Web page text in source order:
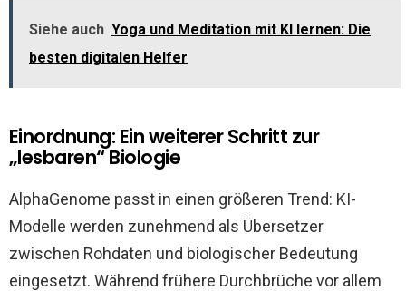
Siehe auch Yoga und Meditation mit KI lernen: Die
besten digitalen Helfer
Einordnung: Ein weiterer Schritt zur
„lesbaren“ Biologie
AlphaGenome passt in einen größeren Trend: KI-
Modelle werden zunehmend als Übersetzer
zwischen Rohdaten und biologischer Bedeutung
eingesetzt. Während frühere Durchbrüche vor allem